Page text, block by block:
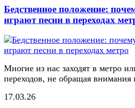
Бедственное положение:
играют песни в переходах
Многие из нас заходят в метро
переходов, не обращая внимания
17.03.26